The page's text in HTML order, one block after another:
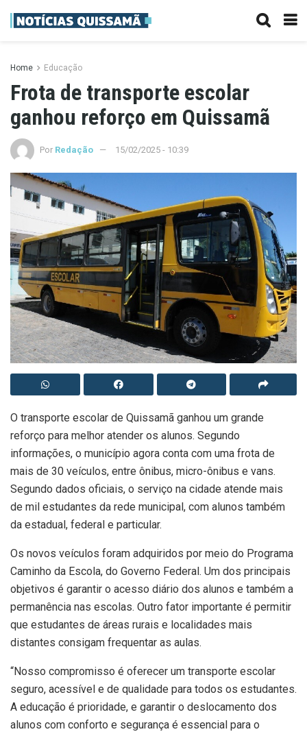
Home Educação
Frota de transporte escolar
ganhou reforço em Quissamã
Por Redação 15/02/2025 - 10:39
O transporte escolar de Quissamã ganhou um grande
reforço para melhor atender os alunos. Segundo
informações, o município agora conta com uma frota de
mais de 30 veículos, entre ônibus, micro-ônibus e vans.
Segundo dados oficiais, o serviço na cidade atende mais
de mil estudantes da rede municipal, com alunos também
da estadual, federal e particular.
Os novos veículos foram adquiridos por meio do Programa
Caminho da Escola, do Governo Federal. Um dos principais
objetivos é garantir o acesso diário dos alunos e também a
permanência nas escolas. Outro fator importante é permitir
que estudantes de áreas rurais e localidades mais
distantes consigam frequentar as aulas.
“Nosso compromisso é oferecer um transporte escolar
seguro, acessível e de qualidade para todos os estudantes.
A educação é prioridade, e garantir o deslocamento dos
alunos com conforto e segurança é essencial para o